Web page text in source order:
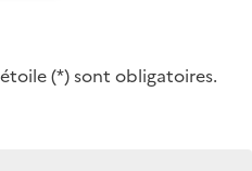
(*) sont obligatoires.